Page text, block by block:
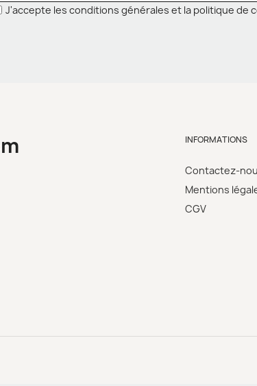
J'accepte les conditions générales et la politique de
INFORMATIONS
Contactez-
Mentions
CGV